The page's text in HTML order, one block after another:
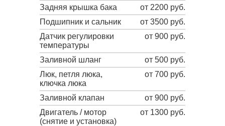
Задняя крышка бака
от 2200 руб.
Подшипник и сальник
от 3500 руб.
Датчик регулировки
температуры
от 900 руб.
Заливной шланг
от 500 руб.
Люк, петля люка,
ключка люка
от 700 руб.
Заливной клапан
от 900 руб.
Двигатель / мотор
(снятие и установка)
от 1300 руб.